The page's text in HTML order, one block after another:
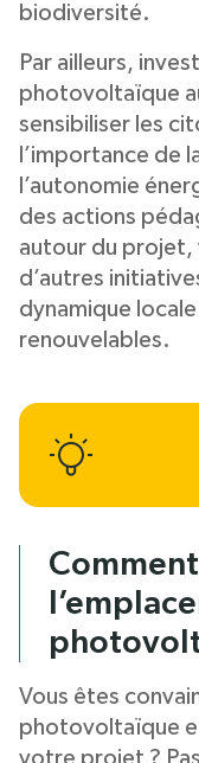
biodiversité.
Par ailleurs,
photovoltaïque
sensibiliser les
l’importance de
l’autonomie
des actions
autour du projet,
d’autres
dynamique
renouvelables.
Vous êtes
photovoltaïque
votre projet ?